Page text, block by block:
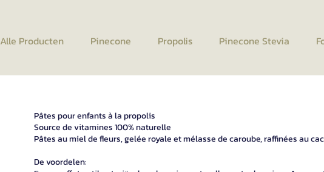
Alle Producten Pinecone Propolis Pinecone Stevia
Pâtes pour enfants à la propolis
Source de vitamines 100% naturelle
Pâtes au miel de fleurs, gelée royale et mélasse de caroube, raffinées au
De voordelen: